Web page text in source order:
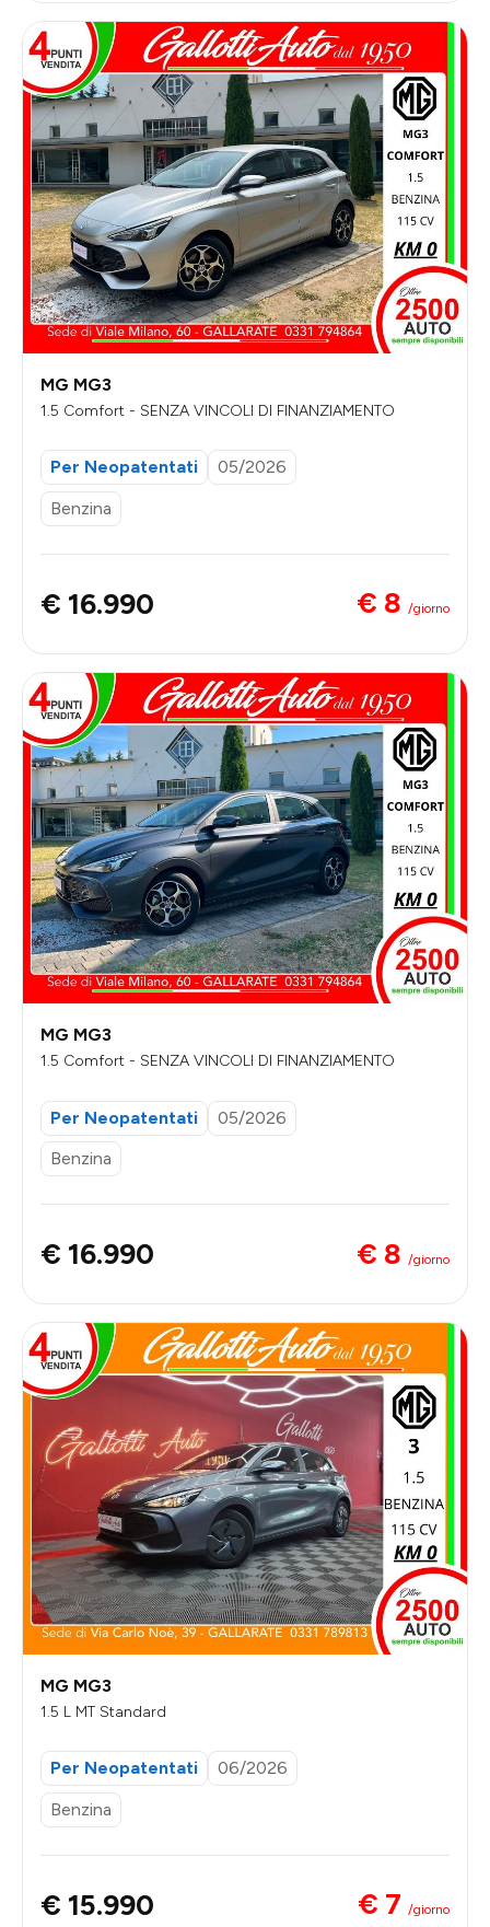
MG MG3
1.5 Comfort - SENZA VINCOLI DI FINANZIAMENTO
Per Neopatentati
05/2026
Benzina
€ 16.990 € 8 /giorno
MG MG3
1.5 Comfort - SENZA VINCOLI DI FINANZIAMENTO
Per Neopatentati
05/2026
Benzina
€ 16.990 € 8 /giorno
MG MG3
1.5 L MT Standard
Per Neopatentati
06/2026
Benzina
€ 15.990 € 7 /giorno